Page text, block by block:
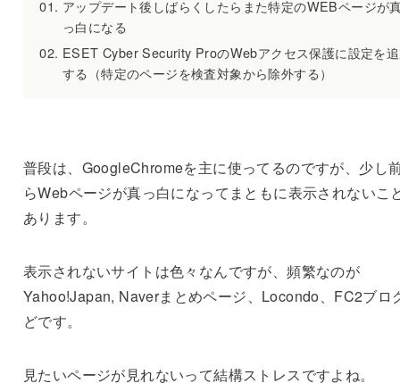
アップデート後しばらくしたらまた特定のWEBページが
っ白になる
ESET Cyber Security ProのWebアクセス保護に設定を
する（特定のページを検査対象から除外する）
普段は、GoogleChromeを主に使ってるのですが、少し
らWebページが真っ白になってまともに表示されないこ
あります。
表示されないサイトは色々なんですが、頻繁なのが
Yahoo!Japan, Naverまとめページ、Locondo、FC2ブロ
どです。
見たいページが見れないって結構ストレスですよね。